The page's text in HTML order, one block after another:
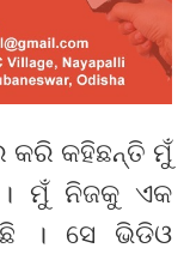
କରି କହିଛନ୍ତି ମୁଁ
। ମୁଁ ନିଜକୁ ଏକ
। ସେ ଭିଡିଓ